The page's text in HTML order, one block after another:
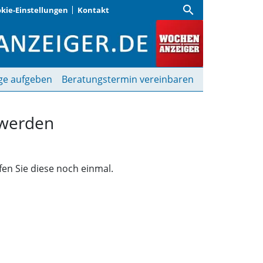
Einstellungen Kontakt search
|
aufgeben Beratungstermin vereinbaren
Sie diese noch einmal.